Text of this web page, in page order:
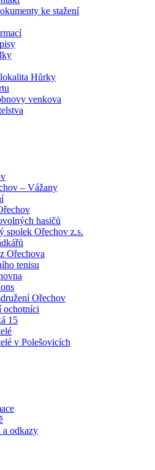
ke stažení
Hůrky
venkova
– Vážany
hasičů
spolek Ořechov z.s.
Ořechova
tenisu
Ořechov
ochotníci
15
v Polešovicích
a odkazy